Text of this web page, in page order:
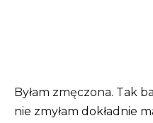
Byłam zmęczona. Tak
nie zmyłam dokładnie